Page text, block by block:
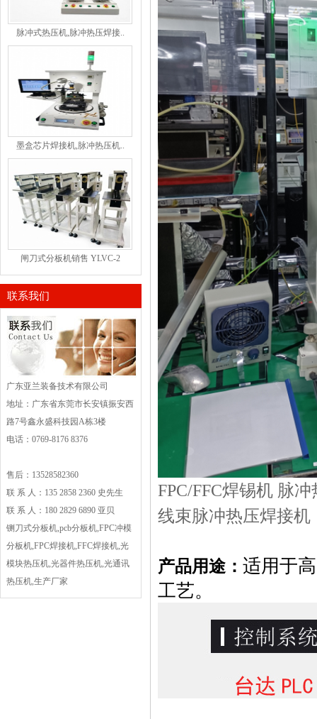
脉冲式热压机,脉冲热压焊接..
墨盒芯片焊接机,脉冲热压机..
闸刀式分板机销售 YLVC-2
联系我们
广东亚兰装备技术有限公司
地址：广东省东莞市长安镇振安西
路7号鑫永盛科技园A栋3楼
电话：0769-8176 8376
售后：13528582360
联 系 人：135 2858 2360 史先生
联 系 人：180 2829 6890 亚贝
铡刀式分板机,pcb分板机,FPC冲模
分板机,FPC焊接机,FFC焊接机,光
模块热压机,光器件热压机,光通讯
热压机,生产厂家
FPC/FFC焊锡机 脉
线束脉冲热压焊接机
产品用途： 适用于
工艺。